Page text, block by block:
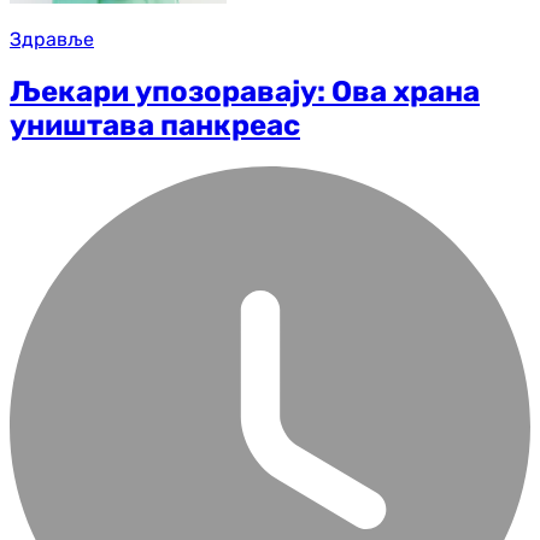
Здравље
Љекари упозоравају: Ова храна
уништава панкреас